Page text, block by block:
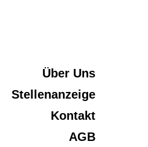
Über Uns
Stellenanzeige
Kontakt
AGB